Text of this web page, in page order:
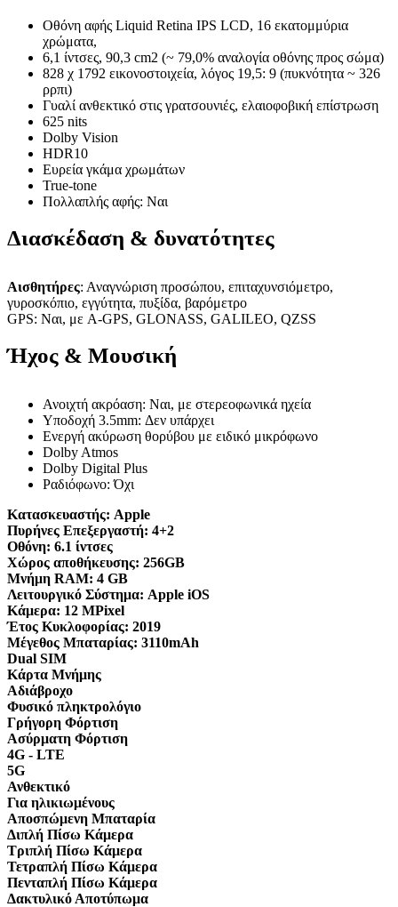
Οθόνη αφής Liquid Retina IPS LCD, 16 εκατομμύρια
χρώματα,
6,1 ίντσες, 90,3 cm2 (~ 79,0% αναλογία οθόνης προς σώμα)
828 χ 1792 εικονοστοιχεία, λόγος 19,5: 9 (πυκνότητα ~ 326
ρρπι)
Γυαλί ανθεκτικό στις γρατσουνιές, ελαιοφοβική επίστρωση
625 nits
Dolby Vision
HDR10
Ευρεία γκάμα χρωμάτων
True-tone
Πολλαπλής αφής: Ναι
Διασκέδαση & δυνατότητες
Αισθητήρες: Αναγνώριση προσώπου, επιταχυνσιόμετρο,
γυροσκόπιο, εγγύτητα, πυξίδα, βαρόμετρο
GPS: Ναι, με A-GPS, GLONASS, GALILEO, QZSS
Ήχος & Μουσική
Ανοιχτή ακρόαση: Ναι, με στερεοφωνικά ηχεία
Υποδοχή 3.5mm: Δεν υπάρχει
Ενεργή ακύρωση θορύβου με ειδικό μικρόφωνο
Dolby Atmos
Dolby Digital Plus
Ραδιόφωνο: Όχι
Κατασκευαστής: Apple
Πυρήνες Επεξεργαστή: 4+2
Οθόνη: 6.1 ίντσες
Χώρος αποθήκευσης: 256GB
Μνήμη RAM: 4 GB
Λειτουργικό Σύστημα: Apple iOS
Κάμερα: 12 MPixel
Έτος Κυκλοφορίας: 2019
Μέγεθος Μπαταρίας: 3110mAh
Dual SIM
Κάρτα Μνήμης
Αδιάβροχο
Φυσικό πληκτρολόγιο
Γρήγορη Φόρτιση
Ασύρματη Φόρτιση
4G - LTE
5G
Ανθεκτικό
Για ηλικιωμένους
Αποσπώμενη Μπαταρία
Διπλή Πίσω Κάμερα
Τριπλή Πίσω Κάμερα
Τετραπλή Πίσω Κάμερα
Πενταπλή Πίσω Κάμερα
Δακτυλικό Αποτύπωμα